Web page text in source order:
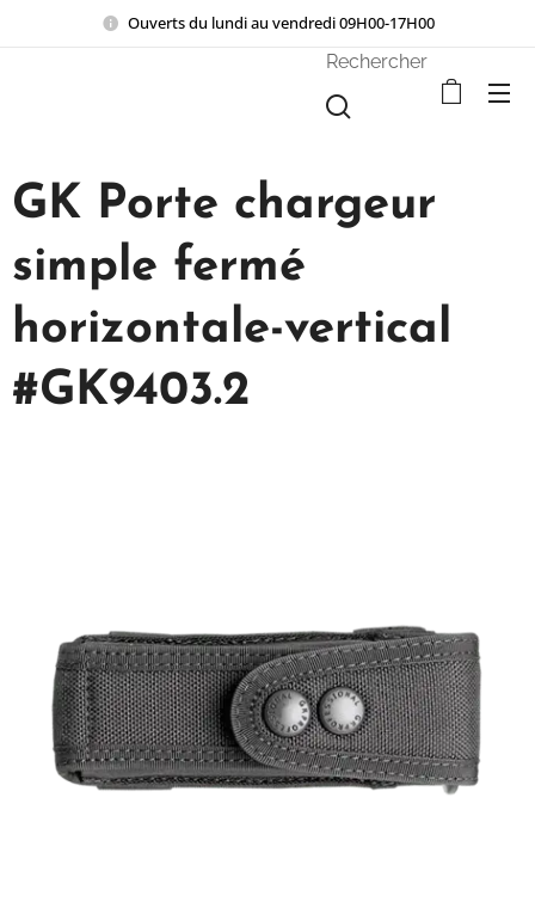
Ouverts du lundi au vendredi 09H00-17H00
Rechercher
GK Porte chargeur
simple fermé
horizontale-vertical
#GK9403.2